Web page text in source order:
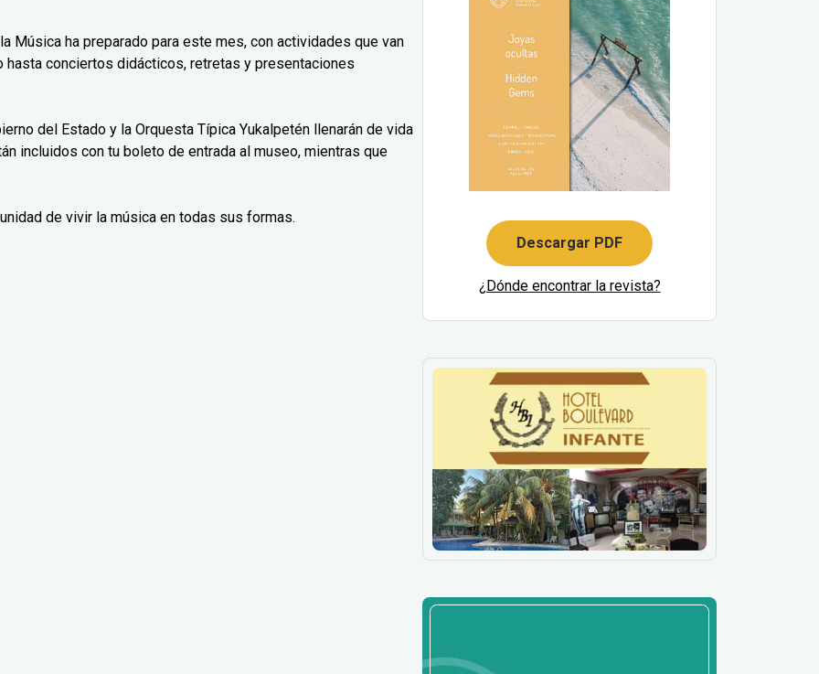
Música ha preparado para este mes, con actividades que van
conciertos didácticos, retretas y presentaciones
del Estado y la Orquesta Típica Yukalpetén llenarán de vida
incluidos con tu boleto de entrada al museo, mientras que
de vivir la música en todas sus formas.
Descargar PDF
¿Dónde encontrar la revista?